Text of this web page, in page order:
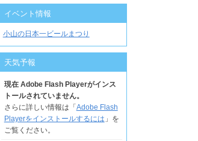
イベント情報
小山の日本一ビールまつり
天気予報
現在 Adobe Flash Playerがインス
トールされていません。
さらに詳しい情報は「 Adobe Flash
Playerをインストールするには 」を
ご覧ください。